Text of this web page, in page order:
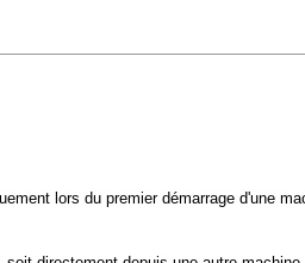
lors du premier démarrage d'une